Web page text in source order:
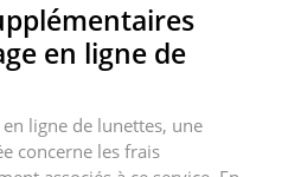
en ligne de
en ligne de lunettes, une
concerne les frais